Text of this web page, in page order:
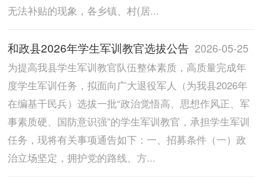
无法补贴的现象，各乡镇、村(居...
和政县2026年学生军训教官选拔公告 2026-05-25
为提高我县学生军训教官队伍整体素质，高质量完成年
度学生军训任务，拟面向广大退役军人（为我县2026年
在编基干民兵）选拔一批“政治觉悟高、思想作风正、军
事素质硬、国防意识强”的学生军训教官，承担学生军训
任务，现将有关事项通告如下：一、招募条件（一）政
治立场坚定，拥护党的路线、方...